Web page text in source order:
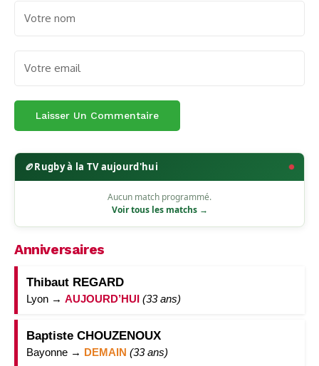
🏉Rugby à la TV aujourd'hui
Aucun match programmé.
Voir tous les matchs →
Anniversaires
Thibaut REGARD
Lyon → AUJOURD’HUI (33 ans)
Baptiste CHOUZENOUX
Bayonne → DEMAIN (33 ans)